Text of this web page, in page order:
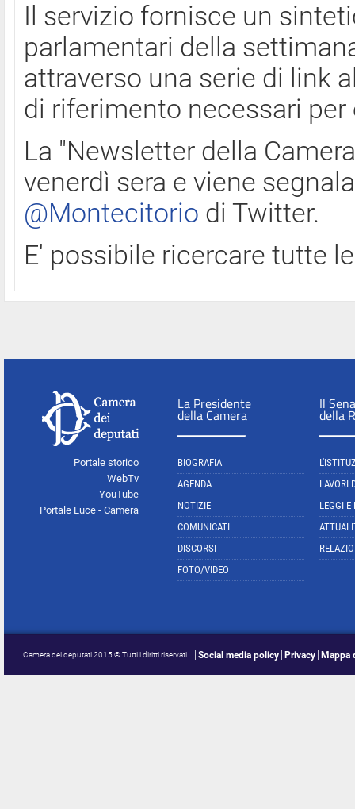
Il servizio fornisce un
parlamentari della
attraverso una serie di link
di riferimento necessari
La "Newsletter della
venerdì sera e viene
@Montecitorio di Twitter.
E' possibile ricercare tutte
Portale storico
WebTv
YouTube
Portale Luce - Camera
La Presidente
della Camera
BIOGRAFIA
AGENDA
NOTIZIE
COMUNICATI
DISCORSI
FOTO/VIDEO
Il
della
LAVORI
LEGGI E
Camera dei deputati 2015 © Tutti i diritti riservati Social media policy Privacy Mappa